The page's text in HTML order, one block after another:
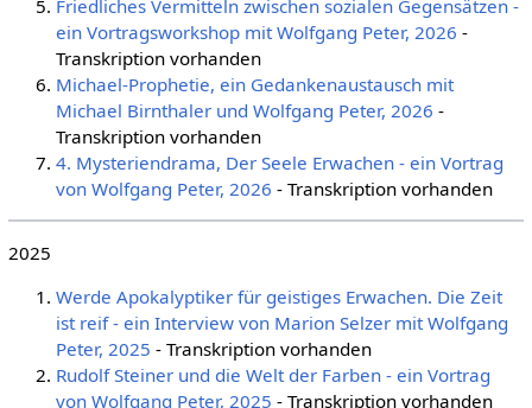
Friedliches Vermitteln zwischen sozialen Gegensätzen -
ein Vortragsworkshop mit Wolfgang Peter, 2026 -
Transkription vorhanden
Michael-Prophetie, ein Gedankenaustausch mit
Michael Birnthaler und Wolfgang Peter, 2026 -
Transkription vorhanden
4. Mysteriendrama, Der Seele Erwachen - ein Vortrag
von Wolfgang Peter, 2026 - Transkription vorhanden
2025
Werde Apokalyptiker für geistiges Erwachen. Die Zeit
ist reif - ein Interview von Marion Selzer mit Wolfgang
Peter, 2025 - Transkription vorhanden
Rudolf Steiner und die Welt der Farben - ein Vortrag
von Wolfgang Peter, 2025 - Transkription vorhanden